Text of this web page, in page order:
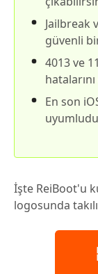
Jailbreak
güvenli
4013 ve
En son
İşte ReiBoot'u
logosunda